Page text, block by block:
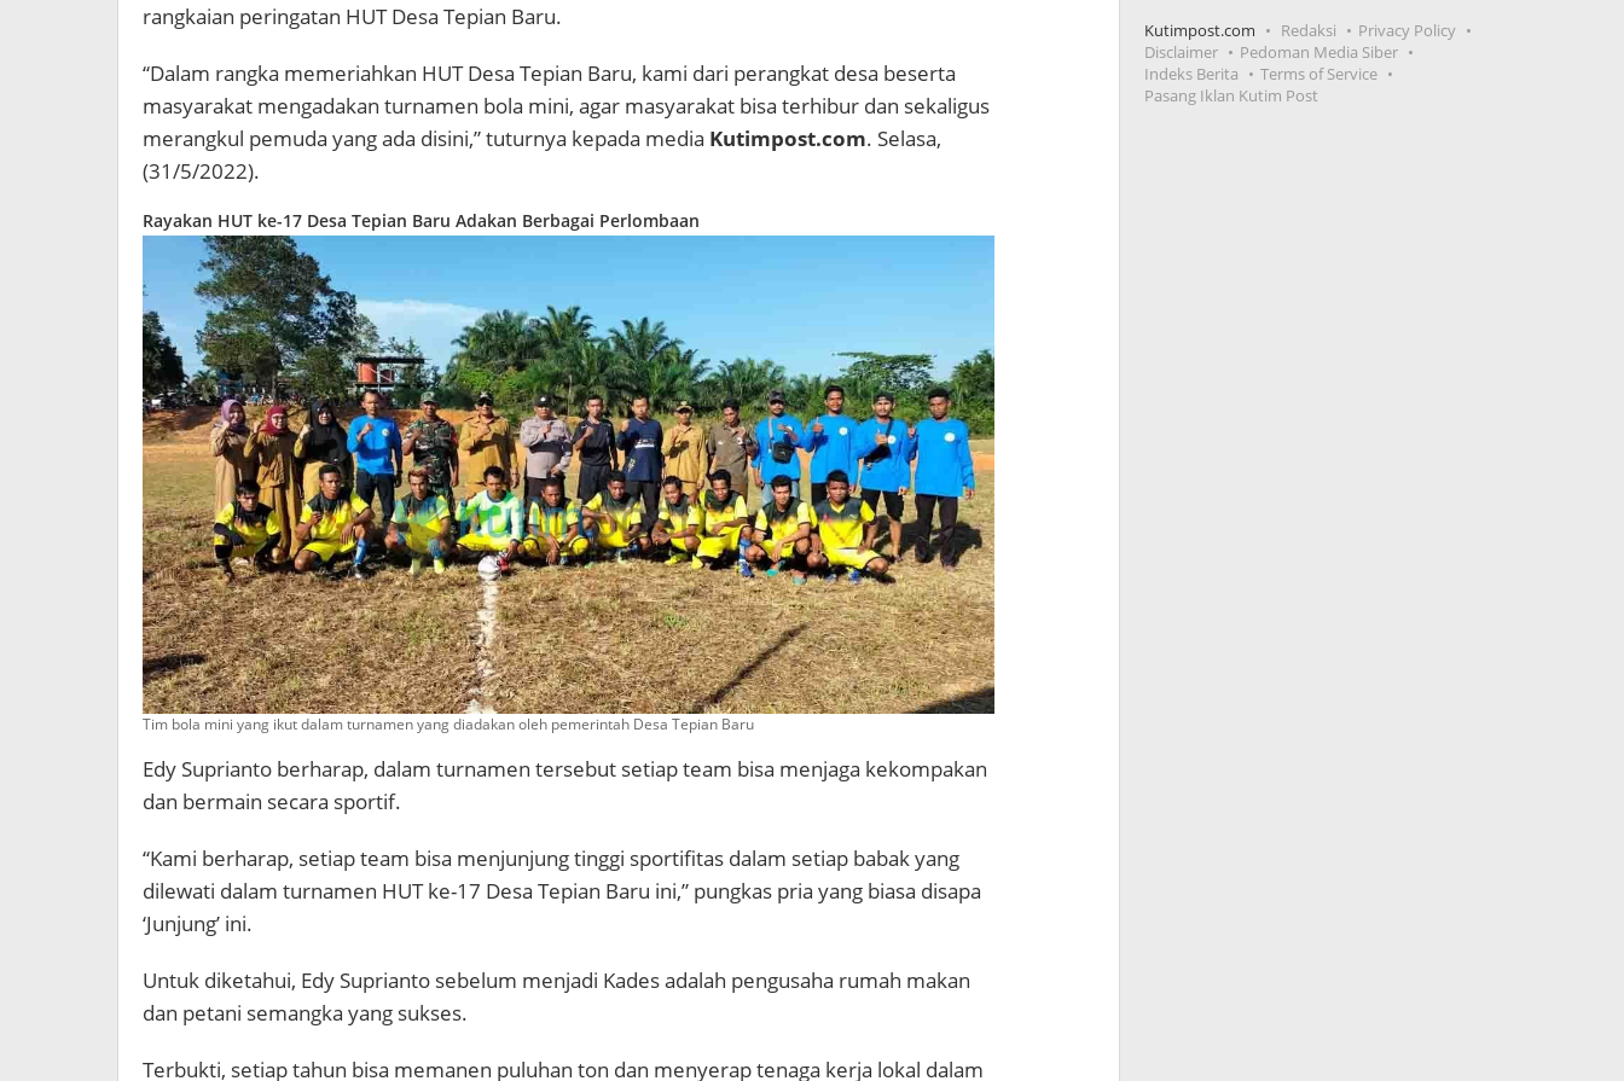
rangkaian peringatan HUT Desa Tepian Baru.
“Dalam rangka memeriahkan HUT Desa Tepian Baru, kami dari perangkat desa beserta
masyarakat mengadakan turnamen bola mini, agar masyarakat bisa terhibur dan sekaligus
merangkul pemuda yang ada disini,” tuturnya kepada media Kutimpost.com. Selasa,
(31/5/2022).
Rayakan HUT ke-17 Desa Tepian Baru Adakan Berbagai Perlombaan
Tim bola mini yang ikut dalam turnamen yang diadakan oleh pemerintah Desa Tepian Baru
Edy Suprianto berharap, dalam turnamen tersebut setiap team bisa menjaga kekompakan
dan bermain secara sportif.
“Kami berharap, setiap team bisa menjunjung tinggi sportifitas dalam setiap babak yang
dilewati dalam turnamen HUT ke-17 Desa Tepian Baru ini,” pungkas pria yang biasa disapa
‘Junjung’ ini.
Untuk diketahui, Edy Suprianto sebelum menjadi Kades adalah pengusaha rumah makan
dan petani semangka yang sukses.
Terbukti, setiap tahun bisa memanen puluhan ton dan menyerap tenaga kerja lokal dalam
Kutimpost.com Redaksi
Privacy Policy
Disclaimer
Pedoman Media Siber
Indeks Berita
Terms of Service
Pasang Iklan Kutim Post